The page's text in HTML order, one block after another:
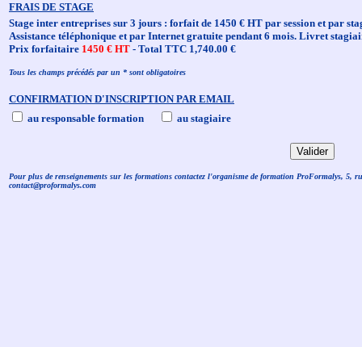
FRAIS DE STAGE
Stage inter entreprises sur 3 jours : forfait de 1450 € HT par session et par
Assistance téléphonique et par Internet gratuite pendant 6 mois. Livret
Prix forfaitaire 1450 € HT - Total TTC 1,740.00 €
Tous les champs précédés par un * sont obligatoires
CONFIRMATION D'INSCRIPTION PAR EMAIL
au responsable formation
au stagiaire
Pour plus de renseignements sur les formations contactez l'organisme de formation ProFormalys, 5,
contact@proformalys.com